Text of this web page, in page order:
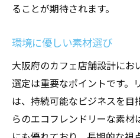
ることが期待されます。
環境に優しい素材選び
大阪府のカフェ店舗設計にお
選定は重要なポイントです。
は、持続可能なビジネスを目
らのエコフレンドリーな素